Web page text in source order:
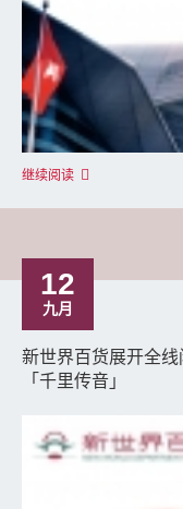
继续阅读
12
九月
新世界百货展开全
「千里传音」